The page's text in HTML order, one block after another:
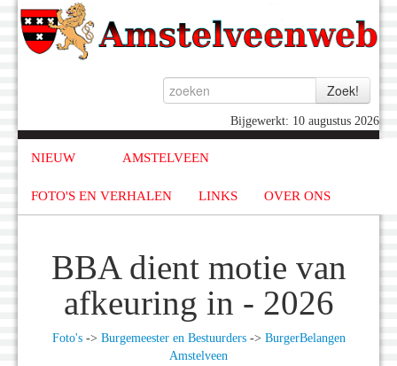
Bijgewerkt: 10 augustus 2026
NIEUW AMSTELVEEN
FOTO'S EN VERHALEN LINKS OVER ONS
BBA dient motie van
afkeuring in - 2026
Foto's-> Burgemeester en Bestuurders-> BurgerBelangen
Amstelveen